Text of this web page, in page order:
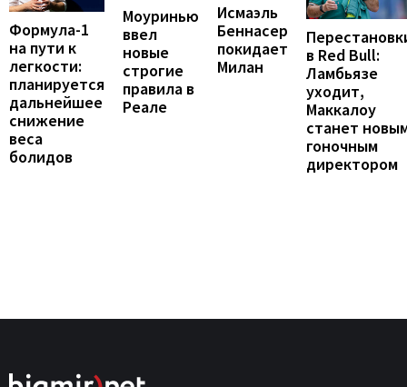
Формула-1
на пути к
легкости:
планируется
дальнейшее
снижение
веса
болидов
Моуринью
ввел
новые
строгие
правила в
Реале
Исмаэль
Беннасер
покидает
Милан
в Red Bull:
Ламбьязе
уходит,
Маккалоу
станет
гоночным
директором